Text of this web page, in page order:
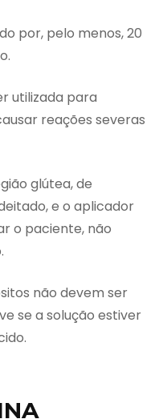
por, pelo menos, 20
utilizada para
reações severas
glútea, de
e o aplicador
o paciente, não
não devem ser
se a solução estiver